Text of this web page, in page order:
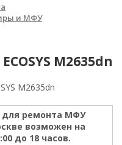
и МФУ
M2635dn
ремонта МФУ
возможен на
до 18 часов.